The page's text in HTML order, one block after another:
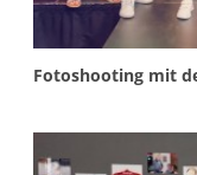
Fotoshooting mit